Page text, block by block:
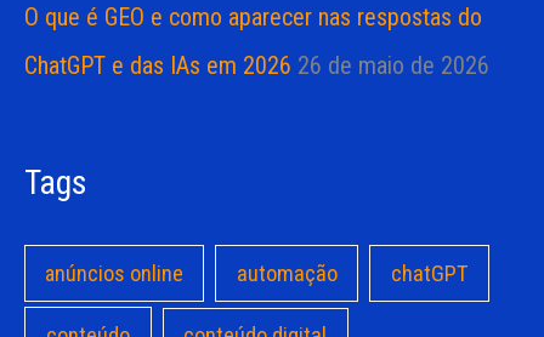
O que é GEO e como aparecer nas respostas do
ChatGPT e das IAs em 2026 26 de maio de 2026
Tags
anúncios online automação chatGPT